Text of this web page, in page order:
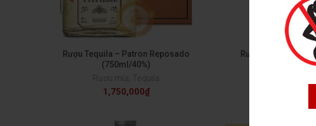
Rượu Tequila – Patron Reposado
(750ml/40%)
1,750,000₫
Rượu Tequila